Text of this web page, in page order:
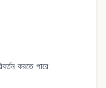
করতে পারে